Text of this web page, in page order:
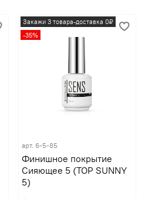
Закажи 3 товара-доставка 0₽
-35%
арт. 6-5-85
Финишное покрытие
Сияющее 5 (TOP SUNNY
5)